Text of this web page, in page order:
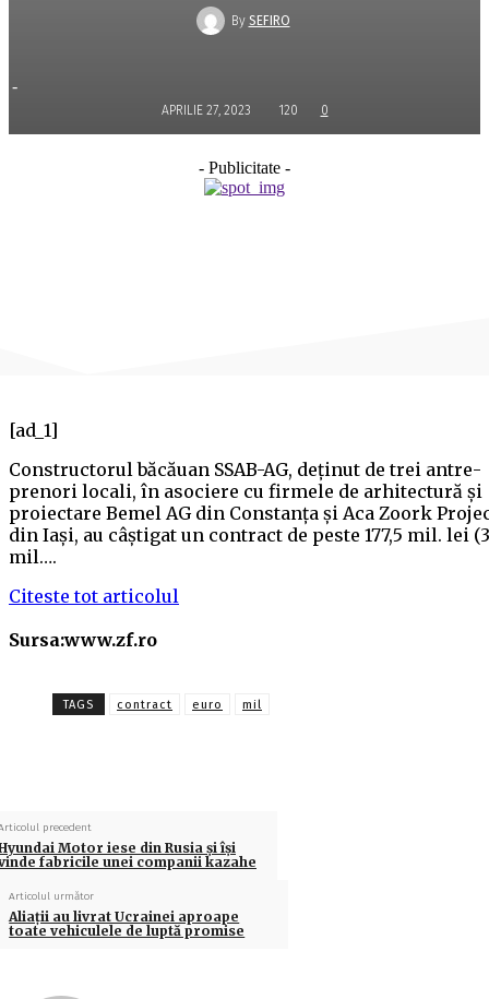
By SEFIRO
-
APRILIE 27, 2023 120 0
- Publicitate -
[ad_1]
Constructorul băcăuan SSAB-AG, deţinut de trei antre­
prenori locali, în asociere cu firmele de arhitectură şi
proiectare Bemel AG din Constanţa şi Aca Zoork
din Iaşi, au câşti­gat un contract de peste 177,5 mil. lei
mil….
Citeste tot articolul
Sursa:www.zf.ro
TAGS contract euro mil
precedent
Motor iese din Rusia și își
fabricile unei companii kazahe
Articolul următor
Aliaţii au livrat Ucrainei aproape
toate vehiculele de luptă promise